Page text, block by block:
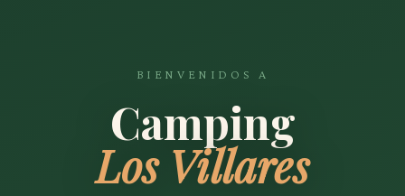
BIENVENIDOS A
Camping
Los Villares